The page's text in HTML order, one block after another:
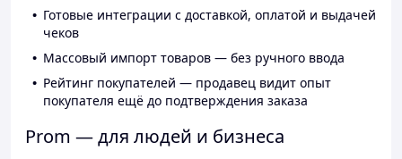
Готовые интеграции с доставкой, оплатой и выдачей
чеков
Массовый импорт товаров — без ручного ввода
Рейтинг покупателей — продавец видит опыт
покупателя ещё до подтверждения заказа
Prom — для людей и бизнеса